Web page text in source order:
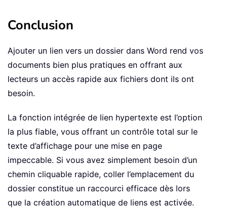
Conclusion
Ajouter un lien vers un dossier dans Word rend vos
documents bien plus pratiques en offrant aux
lecteurs un accès rapide aux fichiers dont ils ont
besoin.
La fonction intégrée de lien hypertexte est l’option
la plus fiable, vous offrant un contrôle total sur le
texte d’affichage pour une mise en page
impeccable. Si vous avez simplement besoin d’un
chemin cliquable rapide, coller l’emplacement du
dossier constitue un raccourci efficace dès lors
que la création automatique de liens est activée.